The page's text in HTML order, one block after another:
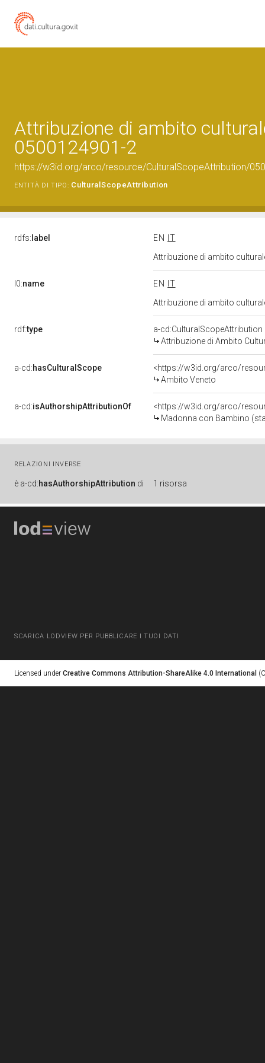
Attribuzione di ambito
0500124901-2
https://w3id.org/arco/resource/CulturalScopeAttribution/
ENTITÀ DI TIPO: CulturalScopeAttribution
rdfs: label EN
IT
Attribuzione di ambito
l0:name EN
IT
Attribuzione di ambito
rdf:type
a-cd:CulturalScopeAttribution
Attribuzione di Ambito
a-cd:hasCulturalScope
<https://w3id.org/arco/
Ambito Veneto
a-cd:isAuthorshipAttributionOf
<https://w3id.org/arco/
Madonna con Bambino
RELAZIONI INVERSE
è a-cd:hasAuthorshipAttribution di 1 risorsa
SCARICA LODVIEW PER PUBBLICARE I TUOI DATI
Licensed under Creative Commons Attribution-ShareAlike 4.0 International